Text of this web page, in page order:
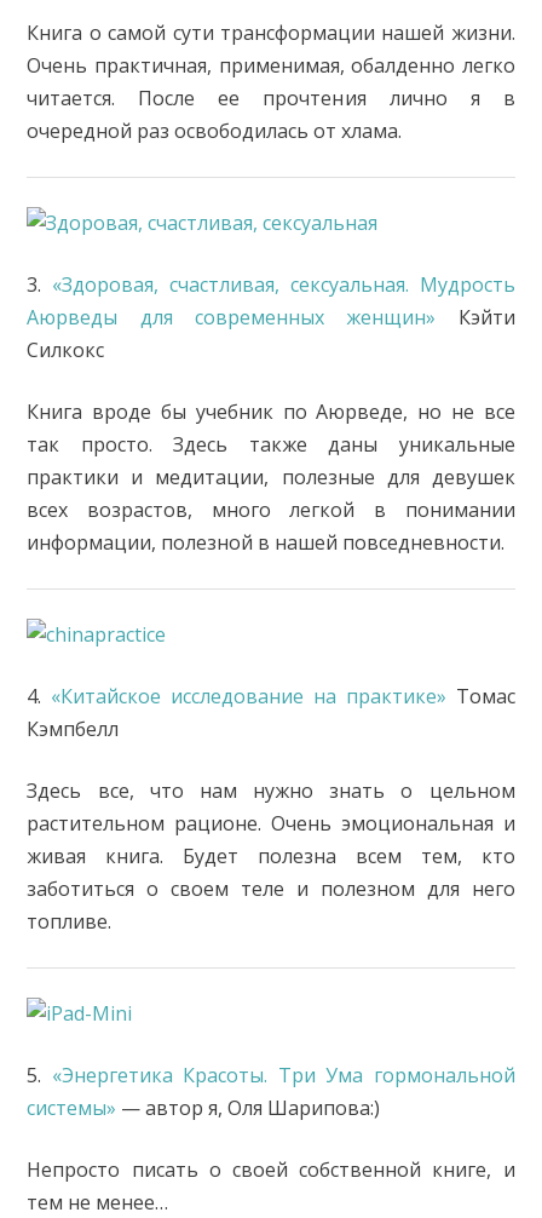
Книга о самой сути трансформации нашей жизни.
Очень практичная, применимая, обалденно легко
читается. После ее прочтения лично я в
очередной раз освободилась от хлама.
3. «Здоровая, счастливая, сексуальная. Мудрость
Аюрведы для современных женщин» Кэйти
Силкокс
Книга вроде бы учебник по Аюрведе, но не все
так просто. Здесь также даны уникальные
практики и медитации, полезные для девушек
всех возрастов, много легкой в понимании
информации, полезной в нашей повседневности.
4. «Китайское исследование на практике» Томас
Кэмпбелл
Здесь все, что нам нужно знать о цельном
растительном рационе. Очень эмоциональная и
живая книга. Будет полезна всем тем, кто
заботиться о своем теле и полезном для него
топливе.
5. «Энергетика Красоты. Три Ума гормональной
системы» — автор я, Оля Шарипова:)
Непросто писать о своей собственной книге, и
тем не менее…